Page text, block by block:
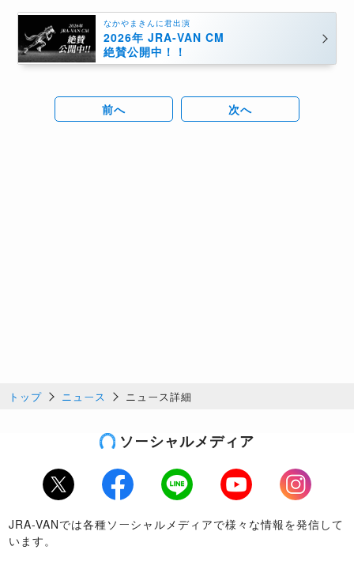
なかやまきんに君出演
2026年 JRA-VAN CM
絶賛公開中！！
前へ 次へ
トップ ニュース ニュース詳細
ソーシャルメディア
Twitter Facebook LINE Youtube
Instagram
JRA-VANでは各種ソーシャルメディアで様々な情報を発信して
います。